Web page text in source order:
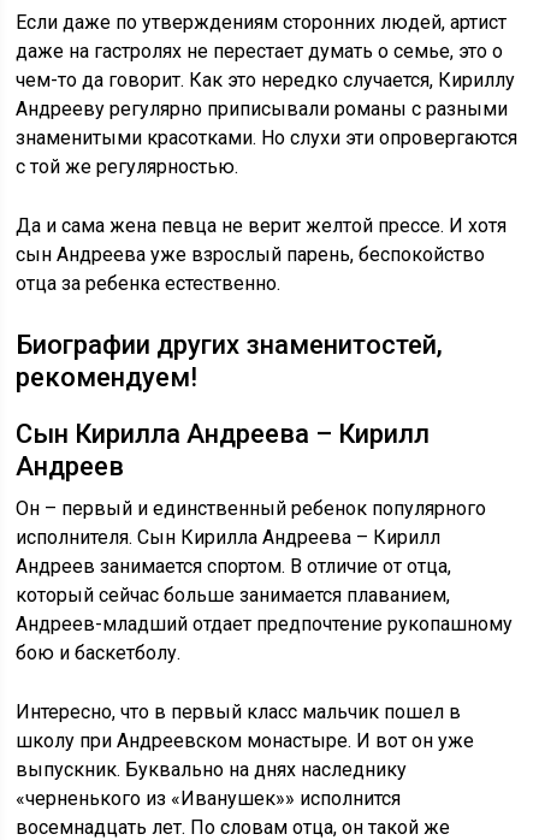
Если даже по утверждениям сторонних людей, артист
даже на гастролях не перестает думать о семье, это о
чем-то да говорит. Как это нередко случается, Кириллу
Андрееву регулярно приписывали романы с разными
знаменитыми красотками. Но слухи эти опровергаются
с той же регулярностью.
Да и сама жена певца не верит желтой прессе. И хотя
сын Андреева уже взрослый парень, беспокойство
отца за ребенка естественно.
Биографии других знаменитостей,
рекомендуем!
Сын Кирилла Андреева – Кирилл
Андреев
Он – первый и единственный ребенок популярного
исполнителя. Сын Кирилла Андреева – Кирилл
Андреев занимается спортом. В отличие от отца,
который сейчас больше занимается плаванием,
Андреев-младший отдает предпочтение рукопашному
бою и баскетболу.
Интересно, что в первый класс мальчик пошел в
школу при Андреевском монастыре. И вот он уже
выпускник. Буквально на днях наследнику
«черненького из «Иванушек»» исполнится
восемнадцать лет. По словам отца, он такой же